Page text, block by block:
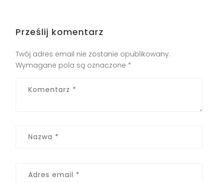
Prześlij komentarz
Twój adres email nie zostanie opublikowany.
Wymagane pola są oznaczone *